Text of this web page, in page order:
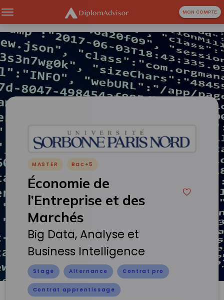
MON COMPTE
MASTER Bac+5
Économie de
l’Entreprise et des
Marchés
Big Data, Analyse et
Business Intelligence
Stage Alternance Contrat pro
Contrat apprentissage